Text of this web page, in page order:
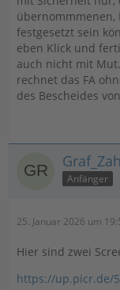
übernommmenen,
festgesetzt sein
eben Klick und
auch nicht mit
rechnet das FA
des Bescheides
Anfänger
25. Januar 2026 um
Hier sind zwei
https://up.picr.de/